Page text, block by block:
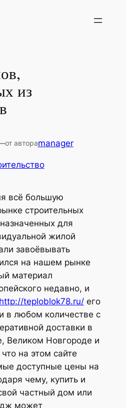
из
от автораmanager
всё большую
строительных
для
жилой
завоёвывать
на нашем рынке
материал
недавно, и
http://teploblok78.ru/его
в любом количестве с
доставки в
Великом Новгороде и
на этом сайте
доступные цены на
чему, купить и
частный дом или
может